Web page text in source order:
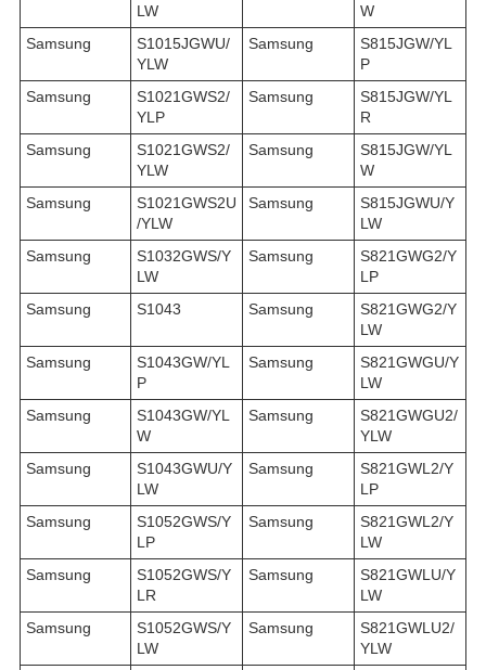
LW
W
Samsung
S1015JGWU/
YLW
Samsung
S815JGW/YL
P
Samsung
S1021GWS2/
YLP
Samsung
S815JGW/YL
R
Samsung
S1021GWS2/
YLW
Samsung
S815JGW/YL
W
Samsung
S1021GWS2U
/YLW
Samsung
S815JGWU/Y
LW
Samsung
S1032GWS/Y
LW
Samsung
S821GWG2/Y
LP
Samsung
S1043 Samsung
S821GWG2/Y
LW
Samsung
S1043GW/YL
P
Samsung
S821GWGU/Y
LW
Samsung
S1043GW/YL
W
Samsung
S821GWGU2/
YLW
Samsung
S1043GWU/Y
LW
Samsung
S821GWL2/Y
LP
Samsung
S1052GWS/Y
LP
Samsung
S821GWL2/Y
LW
Samsung
S1052GWS/Y
LR
Samsung
S821GWLU/Y
LW
Samsung
S1052GWS/Y
LW
Samsung
S821GWLU2/
YLW